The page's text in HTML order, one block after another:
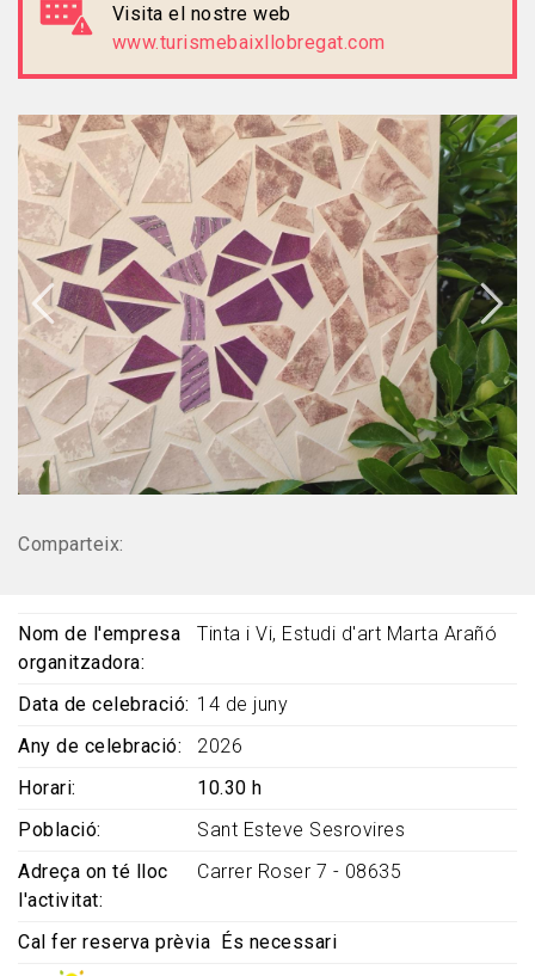
Visita el nostre web
www.turismebaixllobregat.com
Comparteix:
Nom de l'empresa
organitzadora
Tinta i Vi, Estudi d'art Marta Arañó
Data de celebració 14 de juny
Any de celebració
2026
Horari
10.30 h
Població
Sant Esteve Sesrovires
Adreça on té lloc
l'activitat
Carrer Roser 7 - 08635
Cal fer reserva prèvia És necessari